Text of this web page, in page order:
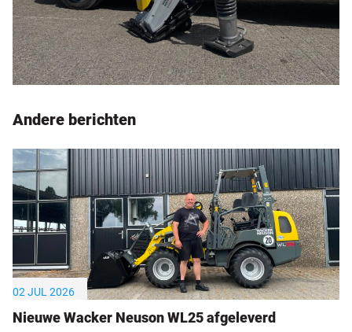
Andere berichten
02 JUL 2026
Nieuwe Wacker Neuson WL25 afgeleverd